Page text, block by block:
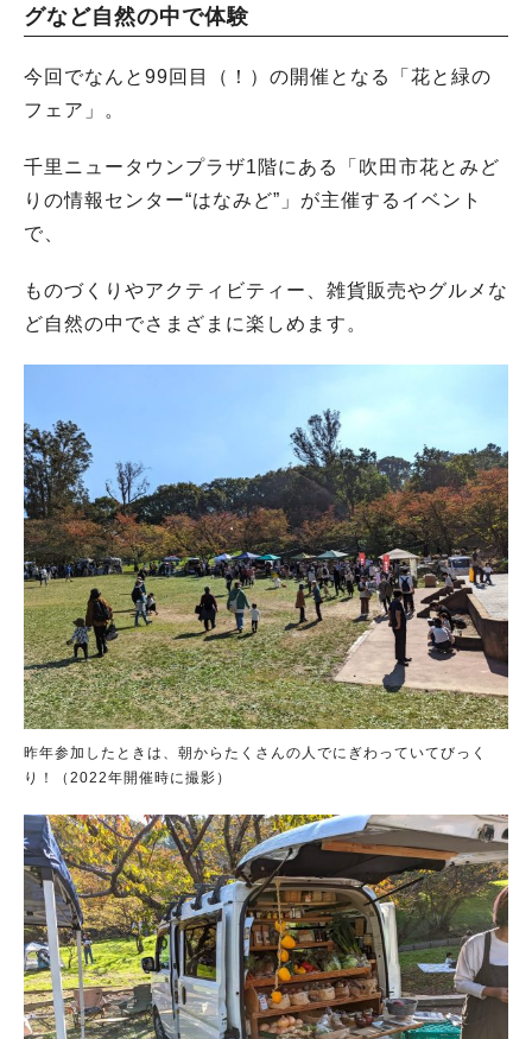
グなど自然の中で体験
今回でなんと99回目（！）の開催となる「花と緑の
フェア」。
千里ニュータウンプラザ1階にある「吹田市花とみど
りの情報センター“はなみど”」が主催するイベント
で、
ものづくりやアクティビティー、雑貨販売やグルメな
ど自然の中でさまざまに楽しめます。
昨年参加したときは、朝からたくさんの人でにぎわっていてびっく
り！（2022年開催時に撮影）